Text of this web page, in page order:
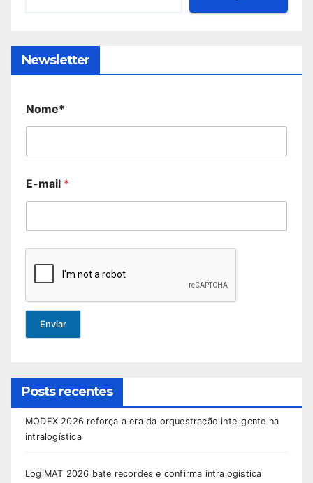
Newsletter
Nome*
E-mail *
Enviar
Posts recentes
MODEX 2026 reforça a era da orquestração inteligente na
intralogística
LogiMAT 2026 bate recordes e confirma intralogística